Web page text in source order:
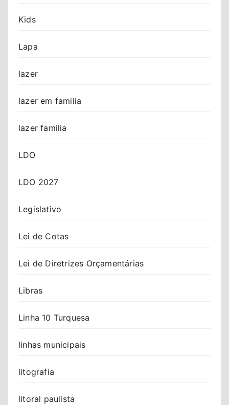
Kids
Lapa
lazer
lazer em familia
lazer familia
LDO
LDO 2027
Legislativo
Lei de Cotas
Lei de Diretrizes Orçamentárias
Libras
Linha 10 Turquesa
linhas municipais
litografia
litoral paulista